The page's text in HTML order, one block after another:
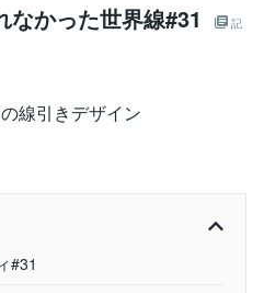
かった世界線#31
記
線引きデザイン
#31